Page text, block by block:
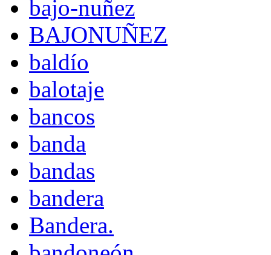
bajo-nuñez
BAJONUÑEZ
baldío
balotaje
bancos
banda
bandas
bandera
Bandera.